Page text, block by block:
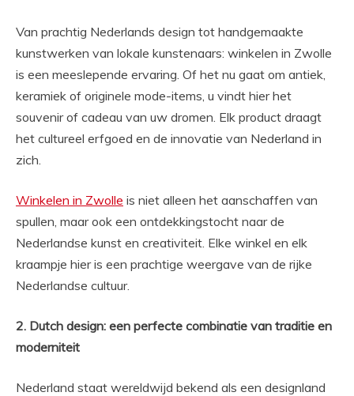
Van prachtig Nederlands design tot handgemaakte
kunstwerken van lokale kunstenaars: winkelen in Zwolle
is een meeslepende ervaring. Of het nu gaat om antiek,
keramiek of originele mode-items, u vindt hier het
souvenir of cadeau van uw dromen. Elk product draagt ​​
het cultureel erfgoed en de innovatie van Nederland in
zich.
Winkelen in Zwolle is niet alleen het aanschaffen van
spullen, maar ook een ontdekkingstocht naar de
Nederlandse kunst en creativiteit. Elke winkel en elk
kraampje hier is een prachtige weergave van de rijke
Nederlandse cultuur.
2. Dutch design: een perfecte combinatie van traditie en
moderniteit
Nederland staat wereldwijd bekend als een designland